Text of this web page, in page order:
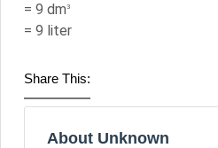
= 9 dm 3
= 9 liter
Share This:
About Unknown